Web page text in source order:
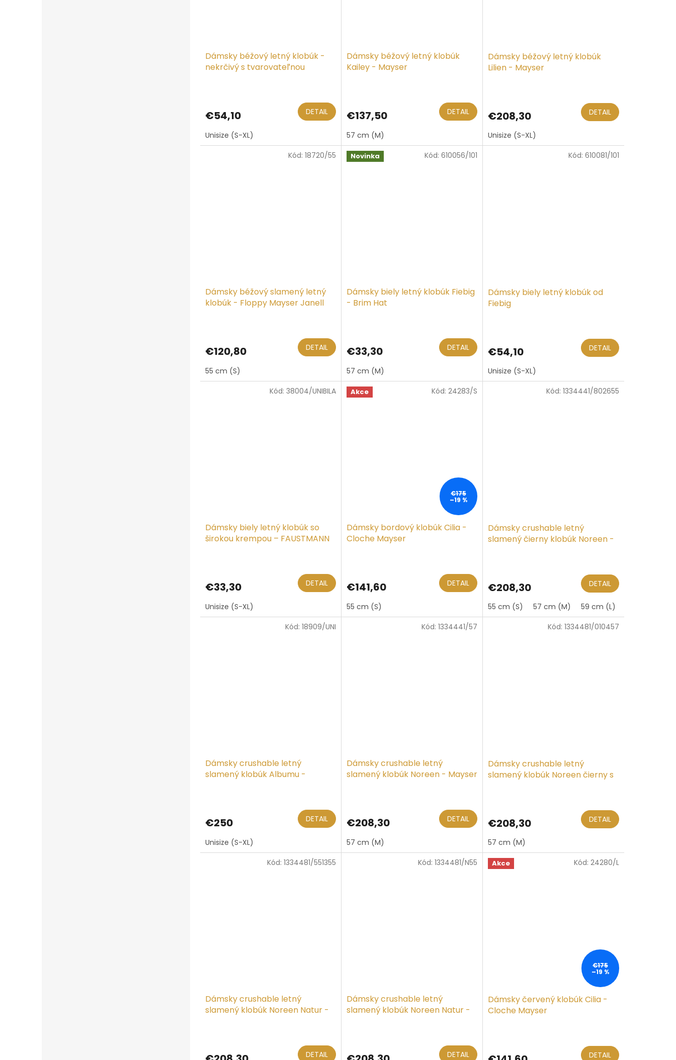
Dámsky béžový letný klobúk -
nekrčivý s tvarovateľnou
€54,10 DETAIL
Unisize (S-XL)
Dámsky béžový letný klobúk
Kailey - Mayser
€137,50 DETAIL
57 cm (M)
Dámsky béžový letný klobúk
Lilien - Mayser
€208,30 DETAIL
Unisize (S-XL)
Dámsky béžový slamený letný
klobúk - Floppy Mayser Janell
€120,80 DETAIL
55 cm (S)
Kód: 18720/55 Novinka
Dámsky biely letný klobúk Fiebig
- Brim Hat
€33,30 DETAIL
57 cm (M)
Kód: 610056/101
Dámsky biely letný klobúk od
Fiebig
€54,10 DETAIL
Unisize (S-XL)
Kód: 610081/101
Dámsky biely letný klobúk so
širokou krempou – FAUSTMANN
€33,30 DETAIL
Unisize (S-XL)
Kód: 38004/UNIBILA Akce
€175
–19 %
Dámsky bordový klobúk Cilia -
Cloche Mayser
€141,60 DETAIL
55 cm (S)
Kód: 24283/S
Dámsky crushable letný
slamený čierny klobúk Noreen -
€208,30 DETAIL
55 cm (S) 57 cm (M) 59 cm (L)
Kód: 1334441/802655
Dámsky crushable letný
slamený klobúk Albumu -
€250 DETAIL
Unisize (S-XL)
Kód: 18909/UNI
Dámsky crushable letný
slamený klobúk Noreen - Mayser
je
z
5
€208,30 DETAIL
57 cm (M)
Kód: 1334441/57
Dámsky crushable letný
slamený klobúk Noreen čierny s
€208,30 DETAIL
57 cm (M)
Kód: 1334481/010457
Dámsky crushable letný
slamený klobúk Noreen Natur -
DETAIL
Kód: 1334481/551355
Dámsky crushable letný
slamený klobúk Noreen Natur -
DETAIL
Kód: 1334481/N55 Akce
€175
–19 %
Dámsky červený klobúk Cilia -
Cloche Mayser
DETAIL
Kód: 24280/L